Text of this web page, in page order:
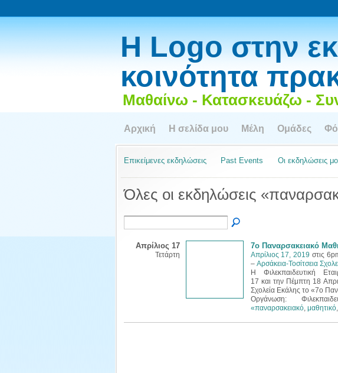
Η Logo στην
κοινότητα
Μαθαίνω - Κατασκευάζω -
Αρχική Η σελίδα μου Μέλη Ομάδες
Επικείμενες εκδηλώσεις Past Events Οι εκδηλώσεις
Όλες οι εκδηλώσεις
Απρίλιος 17
Τετάρτη
7ο Παναρσακειακό
Απρίλιος 17, 2019 στις
– Αρσάκεια-Τοσίτσεια
Η Φιλεκπαιδευτική
17 και την Πέμπτη 18
Σχολεία Εκάλης το «7ο
Οργάνωση:
«παναρσακειακό, μαθητικό,